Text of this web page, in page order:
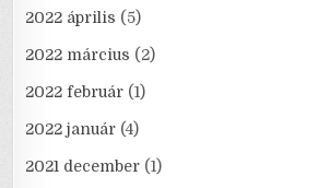
2022 április (5)
2022 március (2)
2022 február (1)
2022 január (4)
2021 december (1)